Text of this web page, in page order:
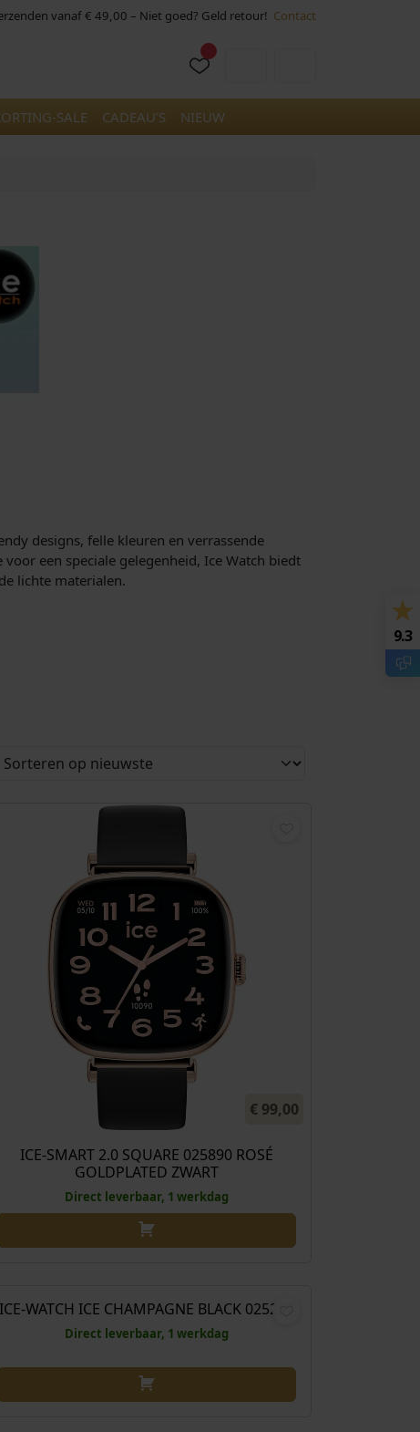
vanaf € 49,00 – Niet goed? Geld retour! Contact
SALE CADEAU’S NIEUW
designs, felle kleuren en verrassende
een speciale gelegenheid, Ice Watch biedt
lichte materialen.
€ 99,00
ICE-SMART 2.0 SQUARE 025890 ROSÉ
GOLDPLATED ZWART
Direct leverbaar, 1 werkdag
ICE-WATCH ICE CHAMPAGNE BLACK 025257
Direct leverbaar, 1 werkdag
9.3